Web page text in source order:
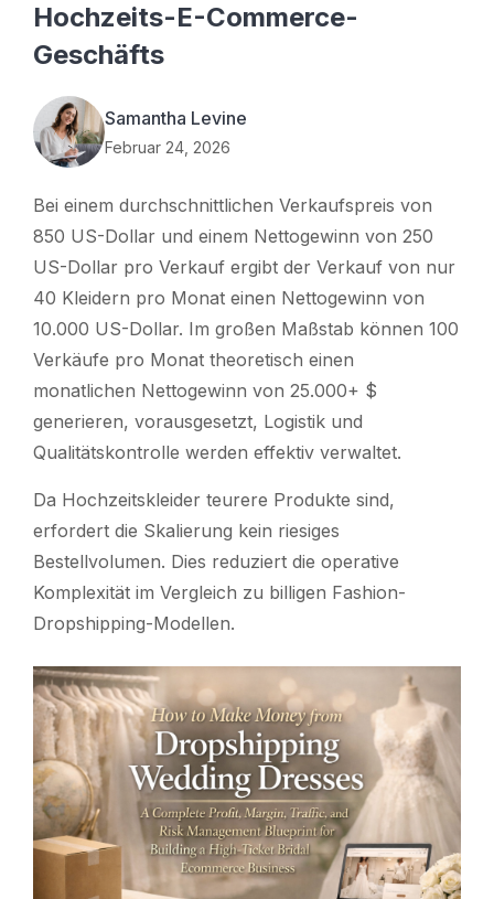
Hochzeits-E-Commerce-
Geschäfts
Samantha Levine
Februar 24, 2026
Bei einem durchschnittlichen Verkaufspreis von
850 US-Dollar und einem Nettogewinn von 250
US-Dollar pro Verkauf ergibt der Verkauf von nur
40 Kleidern pro Monat einen Nettogewinn von
10.000 US-Dollar. Im großen Maßstab können 100
Verkäufe pro Monat theoretisch einen
monatlichen Nettogewinn von 25.000+ $
generieren, vorausgesetzt, Logistik und
Qualitätskontrolle werden effektiv verwaltet.
Da Hochzeitskleider teurere Produkte sind,
erfordert die Skalierung kein riesiges
Bestellvolumen. Dies reduziert die operative
Komplexität im Vergleich zu billigen Fashion-
Dropshipping-Modellen.